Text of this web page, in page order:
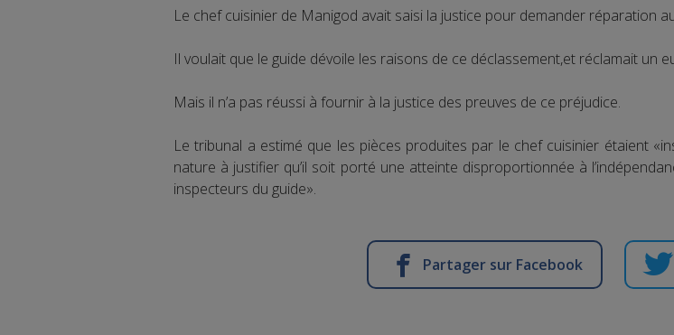
Le chef cuisinier de Manigod avait saisi la justice pour demander réparation
Il voulait que le guide dévoile les raisons de ce déclassement,et réclamait un
Mais il n’a pas réussi à fournir à la justice des preuves de ce préjudice.
Le tribunal a estimé que les pièces produites par le chef cuisinier étaient
nature à justifier qu’il soit porté une atteinte disproportionnée à
inspecteurs du guide».
Partager sur Facebook